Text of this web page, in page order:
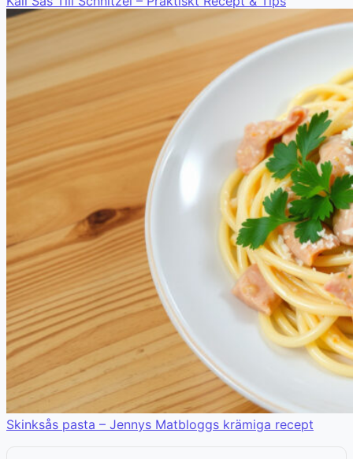
Skinksås pasta – Jennys Matbloggs krämiga recept